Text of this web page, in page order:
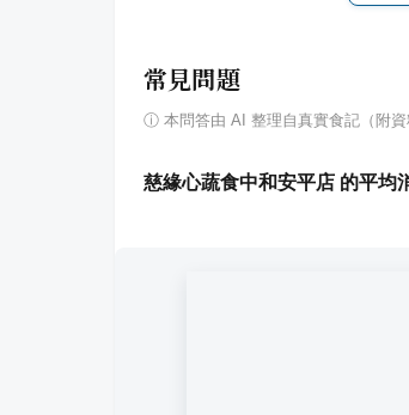
常見問題
ⓘ 本問答由 AI 整理自真實食記（附資
慈緣心蔬食中和安平店 的平均